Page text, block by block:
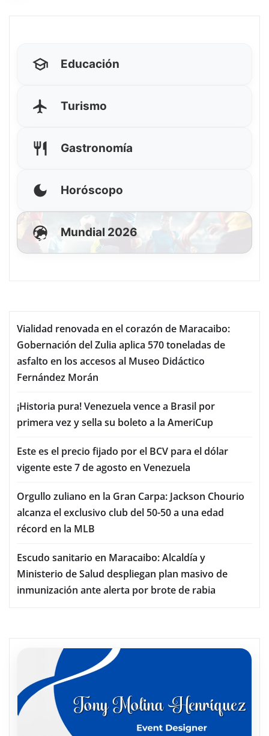
Educación
Turismo
Gastronomía
Horóscopo
Mundial 2026
Vialidad renovada en el corazón de Maracaibo:
Gobernación del Zulia aplica 570 toneladas de
asfalto en los accesos al Museo Didáctico
Fernández Morán
¡Historia pura! Venezuela vence a Brasil por
primera vez y sella su boleto a la AmeriCup
Este es el precio fijado por el BCV para el dólar
vigente este 7 de agosto en Venezuela
Orgullo zuliano en la Gran Carpa: Jackson Chourio
alcanza el exclusivo club del 50-50 a una edad
récord en la MLB
Escudo sanitario en Maracaibo: Alcaldía y
Ministerio de Salud despliegan plan masivo de
inmunización ante alerta por brote de rabia